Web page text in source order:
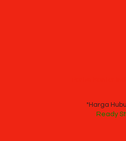
*Harga
Ready